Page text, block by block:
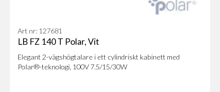
Art nr: 127681
LB FZ 140 T Polar, Vit
Elegant 2-vägshögtalare i ett cylindriskt kabinett med
Polar®-teknologi, 100V 7.5/15/30W